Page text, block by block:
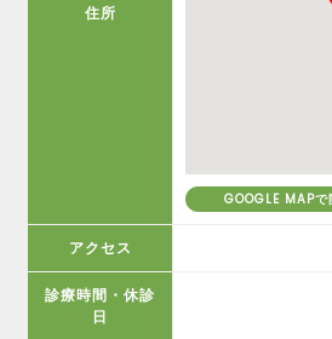
住所
GOOGLE MAPで
アクセス
診療時間・休診
日